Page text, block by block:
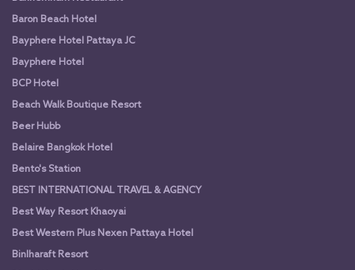
Baron Beach Hotel
Bayphere Hotel Pattaya JC
Bayphere Hotel
BCP Hotel
Beach Walk Boutique Resort
Beer Hubb
Belaire Bangkok Hotel
Bento's Station
BEST INTERNATIONAL TRAVEL & AGENCY
Best Way Resort Khaoyai
Best Western Plus Nexen Pattaya Hotel
Binlharaft Resort